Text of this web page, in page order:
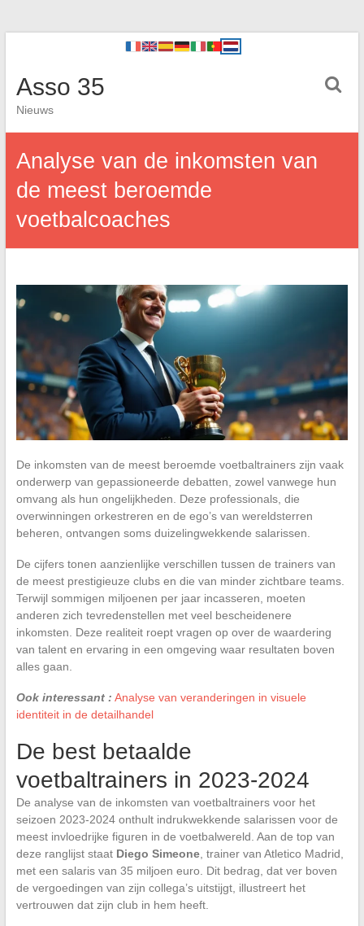
Asso 35
Nieuws
Analyse van de inkomsten van
de meest beroemde
voetbalcoaches
De inkomsten van de meest beroemde voetbaltrainers zijn vaak
onderwerp van gepassioneerde debatten, zowel vanwege hun
omvang als hun ongelijkheden. Deze professionals, die
overwinningen orkestreren en de ego’s van wereldsterren
beheren, ontvangen soms duizelingwekkende salarissen.
De cijfers tonen aanzienlijke verschillen tussen de trainers van
de meest prestigieuze clubs en die van minder zichtbare teams.
Terwijl sommigen miljoenen per jaar incasseren, moeten
anderen zich tevredenstellen met veel bescheidenere
inkomsten. Deze realiteit roept vragen op over de waardering
van talent en ervaring in een omgeving waar resultaten boven
alles gaan.
Ook interessant : Analyse van veranderingen in visuele
identiteit in de detailhandel
De best betaalde
voetbaltrainers in 2023-2024
De analyse van de inkomsten van voetbaltrainers voor het
seizoen 2023-2024 onthult indrukwekkende salarissen voor de
meest invloedrijke figuren in de voetbalwereld. Aan de top van
deze ranglijst staat Diego Simeone, trainer van Atletico Madrid,
met een salaris van 35 miljoen euro. Dit bedrag, dat ver boven
de vergoedingen van zijn collega’s uitstijgt, illustreert het
vertrouwen dat zijn club in hem heeft.